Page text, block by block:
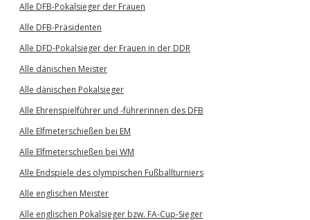
Alle DFB-Pokalsieger der Frauen
Alle DFB-Präsidenten
Alle DFD-Pokalsieger der Frauen in der DDR
Alle dänischen Meister
Alle dänischen Pokalsieger
Alle Ehrenspielführer und -führerinnen des DFB
Alle Elfmeterschießen bei EM
Alle Elfmeterschießen bei WM
Alle Endspiele des olympischen Fußballturniers
Alle englischen Meister
Alle englischen Pokalsieger bzw. FA-Cup-Sieger